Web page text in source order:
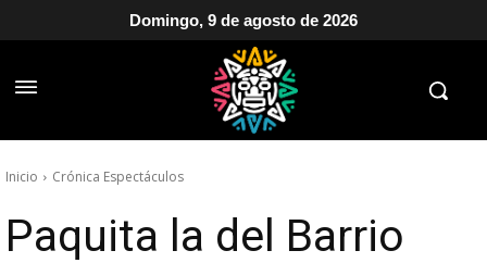
Domingo, 9 de agosto de 2026
Inicio Crónica Espectáculos
Paquita la del Barrio